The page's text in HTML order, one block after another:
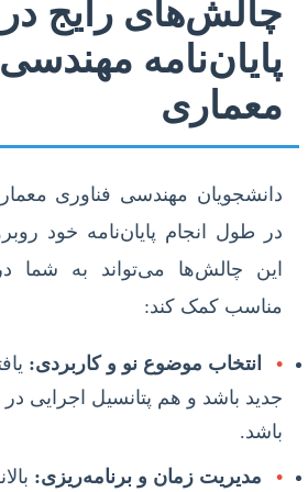
چالش‌های رایج
پایان‌نامه
معماری
دانشجویان مهندسی فناوری
در طول انجام پایان‌نامه خود
این چالش‌ها می‌تواند به شما
مناسب کمک کند:
• انتخاب موضوع نو و کاربردی:
جدید باشد و هم پتانسیل اجرایی در
باشد.
• مدیریت زمان و برنامه‌ریزی: